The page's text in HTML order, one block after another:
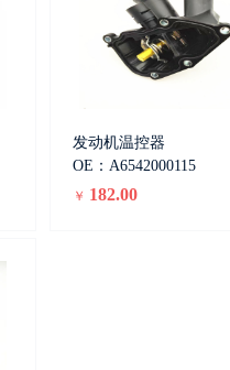
发动机温控器
OE：A6542000115
￥ 182.00